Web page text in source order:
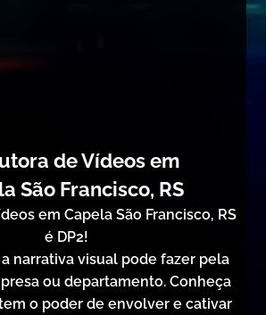
de Vídeos em
São Francisco, RS
em Capela São Francisco, RS
é DP2!
narrativa visual pode fazer pela
ou departamento. Conheça
o poder de envolver e cativar